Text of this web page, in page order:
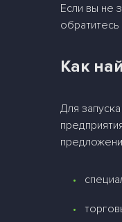
Если вы не
Как
Для